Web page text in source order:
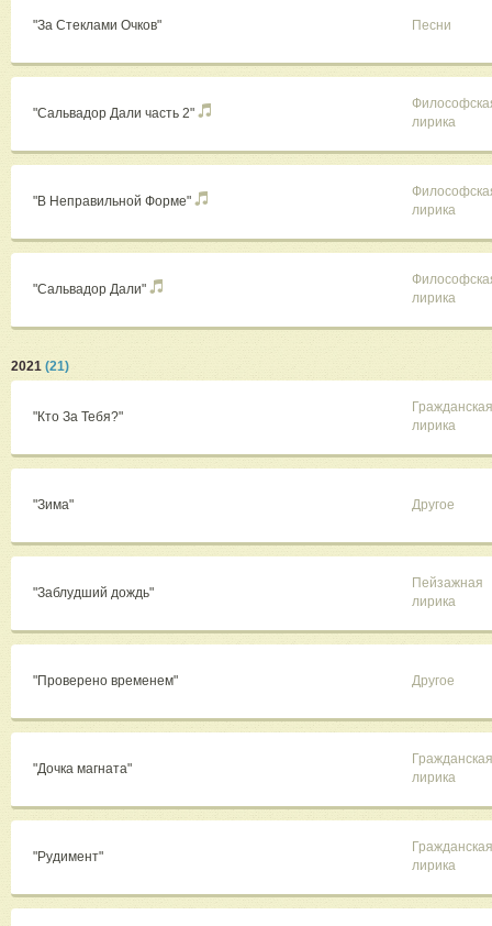
"За Стеклами Очков" Песни
"Сальвадор Дали часть 2"
лирика
"В Неправильной Форме"
лирика
"Сальвадор Дали"
лирика
2021 (21)
"Кто За Тебя?"
Гражданская
лирика
"Зима" Другое
"Заблудший дождь"
Пейзажная
лирика
"Проверено временем" Другое
"Дочка магната"
Гражданская
лирика
"Рудимент"
Гражданская
лирика